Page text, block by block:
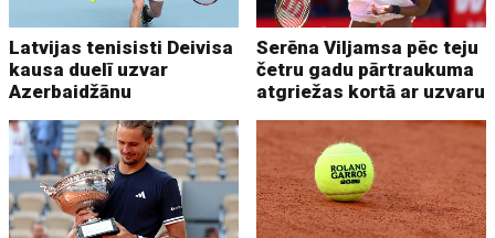
Latvijas tenisisti Deivisa
kausa duelī uzvar
Azerbaidžānu
Serēna Viljamsa pēc teju
četru gadu pārtraukuma
atgriežas kortā ar uzvaru